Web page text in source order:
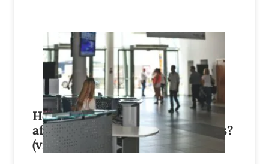
Hoe bereid ik mij voor op een
afspraak bij een Spaanse notaris?
(video)